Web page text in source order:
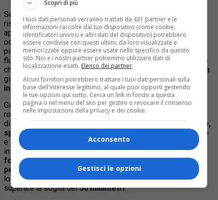
Secondo le previsioni del meteorologo Andrea Vuolo, la
risalita di una circolazione depressionaria dall’Algeria, in
approfondimento verso le Baleari e la Sardegna nord-
occidentale, ha determinato l’arrivo di un sistema nuvoloso
piuttosto organizzato sul Piemonte, sospinto da un umido
flusso di correnti di Scirocco in quota, con una perturbazione
che ha riportato così il ritorno diprecipitazioni diffuse
nella
giornata di oggi su tutta la regione, localmenteanche
intense.
Già entro la tarda serata di ieri si sono registrati i primi
rovesci (o localitemporali ) di origine prefrontale sui settori
di bassa montagna e pedemontani traTorinese e Cuneese,
specie tra Sangone, Pinerolese e Saluzzese
. Tra la notte
e la mattinata di oggi,
piogge, rovesci e temporali
insisteranno su gran parte della regione, risultandoa tratti
forti al confine con la Liguria e sui settori alpini e
pedemontani tra Torinese, Canavese e Biellese
, dove
localmente gli accumuli pluviometrici potranno anche
superare la soglia dei50 millimetri.
Scopri di più
I tuoi dati personali verranno trattati da 431 partner e le
informazioni raccolte dal tuo dispositivo (come cookie,
identificatori univoci e altri dati del dispositivo) potrebbero
essere condivise con questi ultimi, da loro visualizzate e
memorizzate oppure essere usate nello specifico da questo
sito. Noi e i nostri partner potremmo utilizzare dati di
localizzazione esatti. Elenco dei partner.
Alcuni fornitori potrebbero trattare i tuoi dati personali sulla
base dell'interesse legittimo, al quale puoi opporti gestendo
le tue opzioni qui sotto. Cerca un link in fondo a questa
pagina o nel menu del sito per gestire o revocare il consenso
nelle impostazioni della privacy e dei cookie.
Acconsento
Gestisci le opzioni